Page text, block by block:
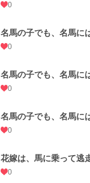
0
名馬の子でも、名馬
0
名馬の子でも、名馬
0
名馬の子でも、名馬
0
花嫁は、馬に乗って
0